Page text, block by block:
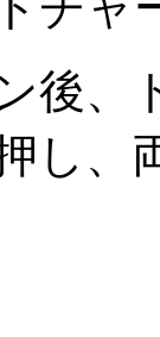
後、
し、